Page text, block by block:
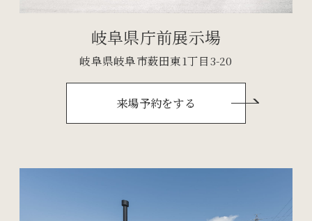
岐阜県庁前展示場
岐阜県岐阜市薮田東1丁目3-20
来場予約をする